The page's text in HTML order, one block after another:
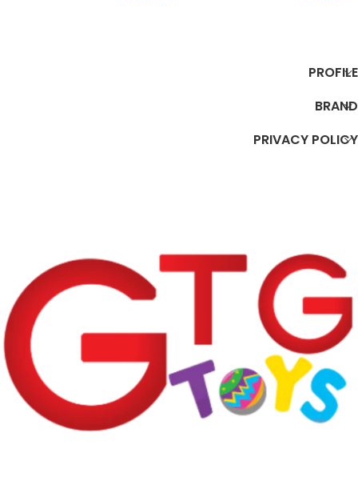
PROFILE
BRAND
PRIVACY POLICY